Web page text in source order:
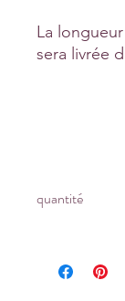
La
sera livrée
quantité
un coupon de
Tapez 1 pour